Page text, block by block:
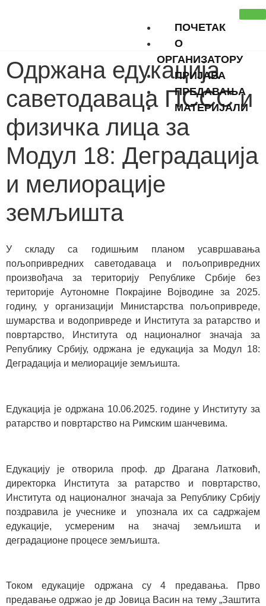
ПОЧЕТАК
О
ОРГАНИЗАТОРУ
ПРИЈАВА
ПРЕДАВАЊА
МАТЕРИЈАЛИ
X
Одржана едукација
саветодаваца ПССС и
физичка лица за
Модул 18: Деградација
и мелиорације
земљишта
У складу са годишњим планом усавршавања
пољопривредних саветодаваца и пољопривредних
произвођача за територију Републике Србије без
територије Аутономне Покрајине Војводине за 2025.
годину, у организацији Министарства пољопривреде,
шумарства и водопривреде и Института за ратарство и
повртарство, Института од националног значаја за
Републику Србију, одржана је едукација за Модул 18:
Деградација и мелиорације земљишта.
Едукација је одржана 10.06.2025. године у Институту за
ратарство и повртарство на Римским шанчевима.
Едукацију је отворила проф. др Драгана Латковић,
директорка Института за ратарство и повртарство,
Института од националног значаја за Републику Србију
поздравила је учеснике и упознала их са садржајем
едукације, усмереним на значај земљишта и
деградационе процесе земљишта.
Током едукације одржана су 4 предавања. Прво
предавање одржао је др Јовица Васин на тему „Заштита